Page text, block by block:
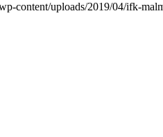
content/uploads/2019/04/ifk-